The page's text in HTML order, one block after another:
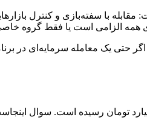
با سفته‌بازی و کنترل
همه الزامی است یا فقط گروه
حتی یک معامله سرمایه‌ای در